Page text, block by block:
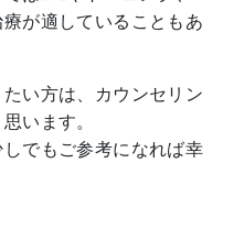
が適していることもあ
い方は、カウンセリン
います。
でもご参考になれば幸